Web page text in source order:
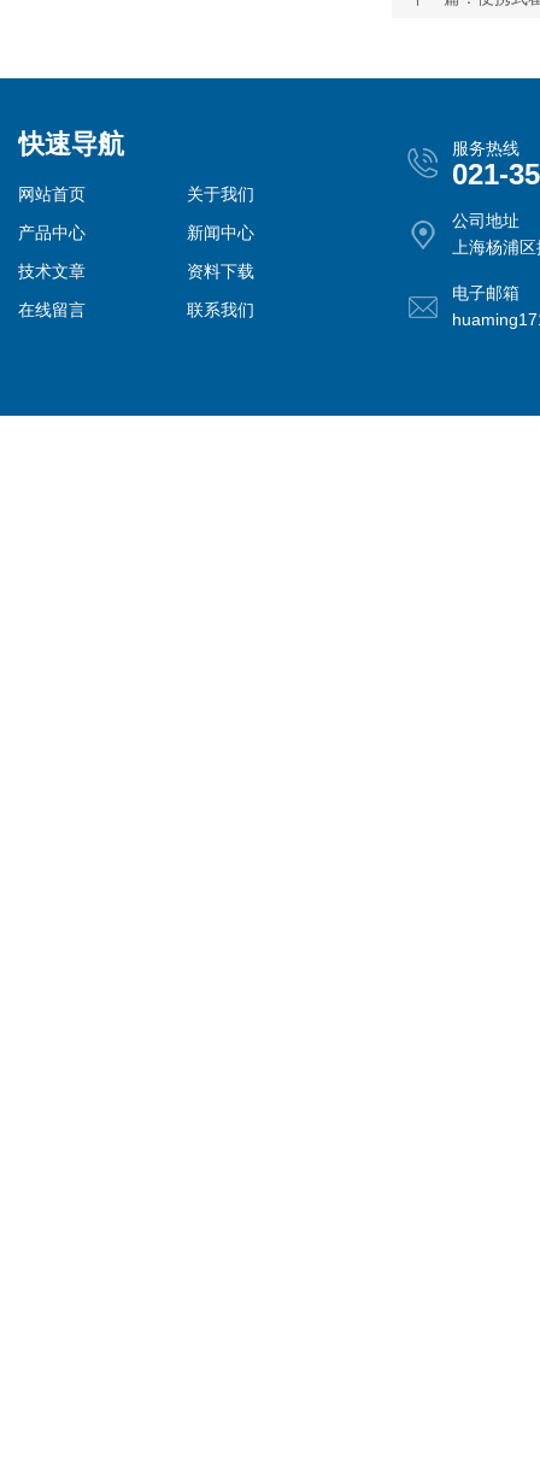
快速导航
网站首页
关于我们
产品中心
新闻中心
技术文章
资料下载
在线留言
联系我们
服务热线
021-
公司地址
上海杨浦
电子邮箱